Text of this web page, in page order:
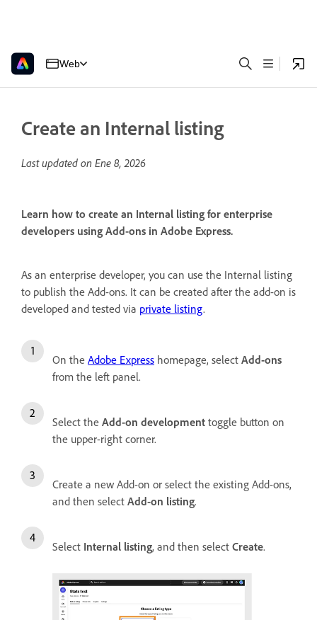
Web
Create an Internal listing
Last updated on Ene 8, 2026
Learn how to create an Internal listing for enterprise
developers using Add-ons in Adobe Express.
As an enterprise developer, you can use the Internal listing
to publish the Add-ons. It can be created after the add-on is
developed and tested via private listing.
On the Adobe Express homepage, select Add-ons
from the left panel.
Select the Add-on development toggle button on
the upper-right corner.
Create a new Add-on or select the existing Add-ons,
and then select Add-on listing.
Select Internal listing, and then select Create.